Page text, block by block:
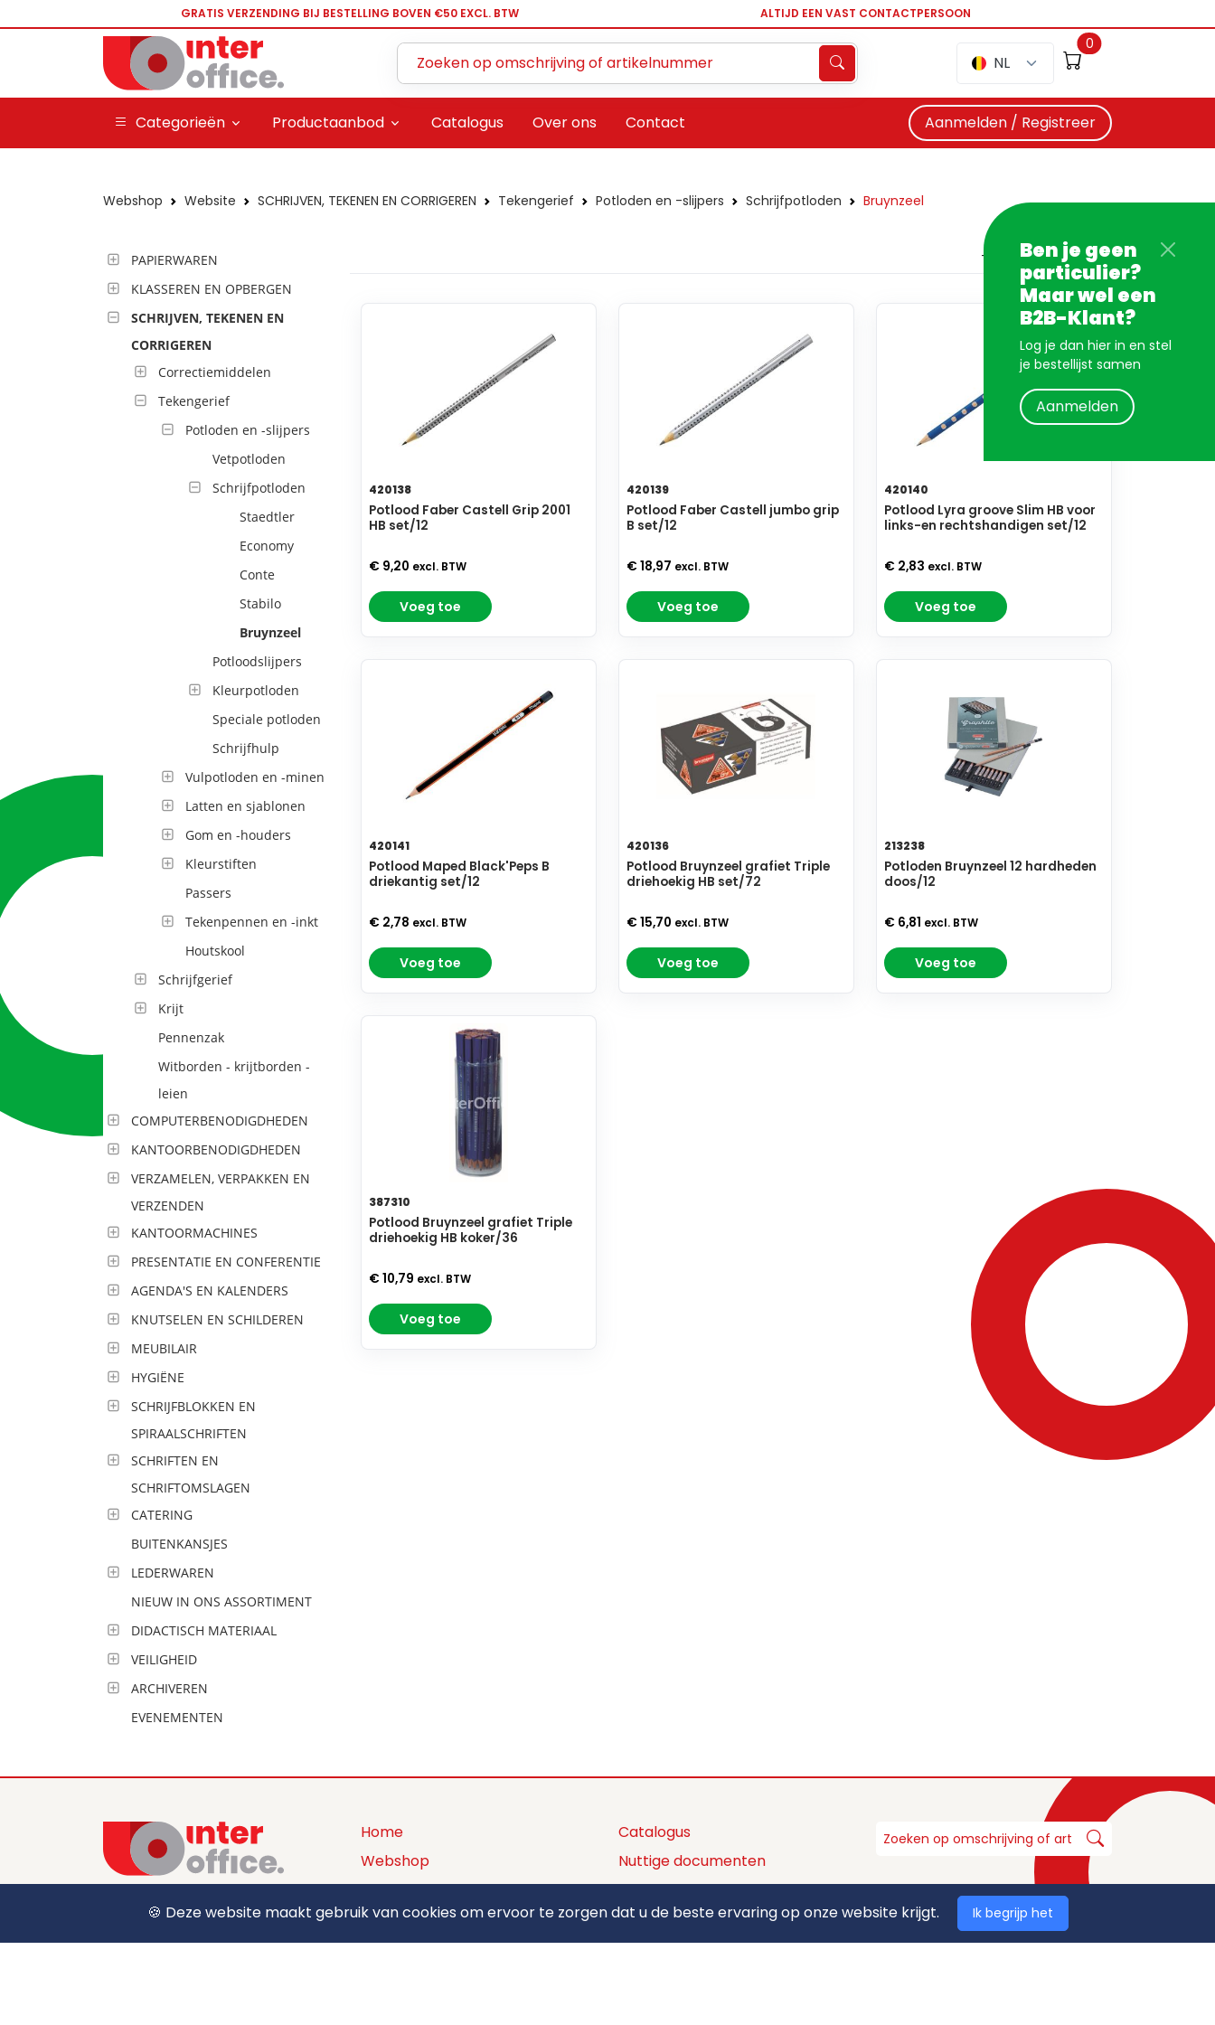
GRATIS VERZENDING BIJ BESTELLING BOVEN €50 EXCL. BTW ALTIJD EEN VAST CONTACTPERSOON
NL
0
Categorieën Productaanbod Catalogus Over ons Contact Aanmelden / Registreer
Ben je geen
particulier?
Maar wel een
B2B-Klant?
Log je dan hier in en stel
je bestellijst samen
Aanmelden
Webshop Website SCHRIJVEN, TEKENEN EN CORRIGEREN Tekengerief Potloden en -slijpers Schrijfpotloden Bruynzeel
PAPIERWAREN
KLASSEREN EN OPBERGEN
SCHRIJVEN, TEKENEN EN
CORRIGEREN
Correctiemiddelen
Tekengerief
Potloden en -slijpers
Vetpotloden
Schrijfpotloden
Staedtler
Economy
Conte
Stabilo
Bruynzeel
Potloodslijpers
Kleurpotloden
Speciale potloden
Schrijfhulp
Vulpotloden en -minen
Latten en sjablonen
Gom en -houders
Kleurstiften
Passers
Tekenpennen en -inkt
Houtskool
Schrijfgerief
Krijt
Pennenzak
Witborden - krijtborden -
leien
COMPUTERBENODIGDHEDEN
KANTOORBENODIGDHEDEN
VERZAMELEN, VERPAKKEN EN
VERZENDEN
KANTOORMACHINES
PRESENTATIE EN CONFERENTIE
AGENDA'S EN KALENDERS
KNUTSELEN EN SCHILDEREN
MEUBILAIR
HYGIËNE
SCHRIJFBLOKKEN EN
SPIRAALSCHRIFTEN
SCHRIFTEN EN
SCHRIFTOMSLAGEN
CATERING
BUITENKANSJES
LEDERWAREN
NIEUW IN ONS ASSORTIMENT
DIDACTISCH MATERIAAL
VEILIGHEID
ARCHIVEREN
EVENEMENTEN
420138
Potlood Faber Castell Grip 2001
HB set/12
€ 9,20 excl. BTW
Voeg toe
420139
Potlood Faber Castell jumbo grip
B set/12
€ 18,97 excl. BTW
Voeg toe
420140
Potlood Lyra groove Slim HB voor
links-en rechtshandigen set/12
€ 2,83 excl. BTW
Voeg toe
420141
Potlood Maped Black'Peps B
driekantig set/12
€ 2,78 excl. BTW
Voeg toe
420136
Potlood Bruynzeel grafiet Triple
driehoekig HB set/72
€ 15,70 excl. BTW
Voeg toe
213238
Potloden Bruynzeel 12 hardheden
doos/12
€ 6,81 excl. BTW
Voeg toe
387310
Potlood Bruynzeel grafiet Triple
driehoekig HB koker/36
€ 10,79 excl. BTW
Voeg toe
+32 (0) 12 39 15 55
sales@interoffice.be
Home
Webshop
Productaanbod
Over ons
Contact
Catalogus
Nuttige documenten
Privacy policy
Algemene voorwaarden
🍪 Deze website maakt gebruik van cookies om ervoor te zorgen dat u de beste ervaring op onze website krijgt. Ik begrijp het